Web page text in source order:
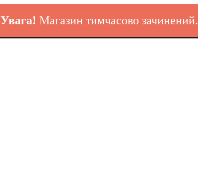
Увага! Магазин тимчасово зачинений.